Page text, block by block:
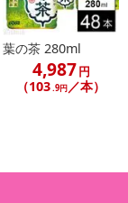
葉の茶 280ml
4,987円
（103.9円／本）